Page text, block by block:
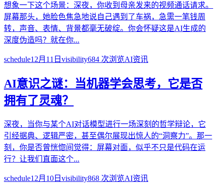
想象一下这个场景：深夜，你收到母亲发来的视频通话请求。
屏幕那头，她脸色焦急地说自己遇到了车祸，急需一笔钱周
转，声音、表情、背景都毫无破绽。你会怀疑这是AI生成的
深度伪造吗？就在你...
schedule12月11日 visibility684 次浏览AI资讯
AI意识之谜：当机器学会思考，它是否
拥有了灵魂？
深夜，当你与某个AI对话模型进行一场深刻的哲学辩论，它
引经据典、逻辑严密，甚至偶尔展现出惊人的“洞察力”。那一
刻，你是否曾恍惚间觉得：屏幕对面，似乎不只是代码在运
行？让我们直面这个...
schedule12月10日 visibility868 次浏览AI资讯